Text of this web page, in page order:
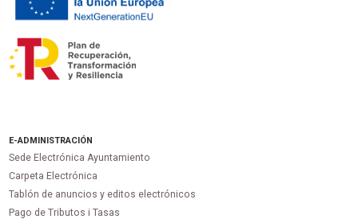
E-ADMINISTRACIÓN
Sede Electrónica Ayuntamiento
Carpeta Electrónica
Tablón de anuncios y editos electrónicos
Pago de Tributos i Tasas